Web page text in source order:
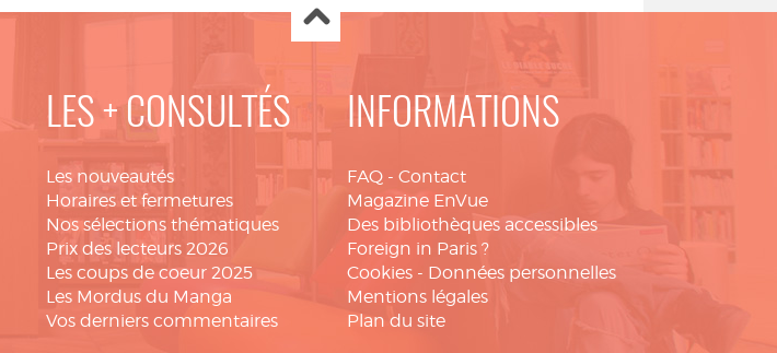
LES + CONSULTÉS
Les nouveautés
Horaires et fermetures
Nos sélections thématiques
Prix des lecteurs 2026
Les coups de coeur 2025
Les Mordus du Manga
Vos derniers commentaires
INFORMATIONS
FAQ - Contact
Magazine EnVue
Des bibliothèques accessibles
Foreign in Paris ?
Cookies - Données personnelles
Mentions légales
Plan du site